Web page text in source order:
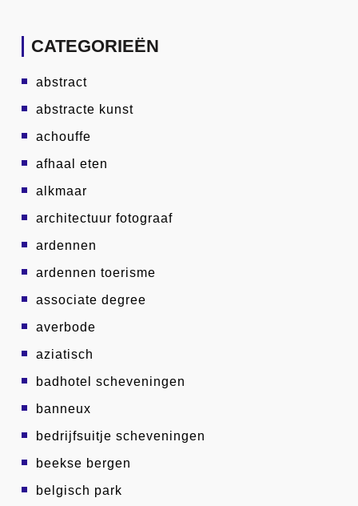
CATEGORIEËN
abstract
abstracte kunst
achouffe
afhaal eten
alkmaar
architectuur fotograaf
ardennen
ardennen toerisme
associate degree
averbode
aziatisch
badhotel scheveningen
banneux
bedrijfsuitje scheveningen
beekse bergen
belgisch park